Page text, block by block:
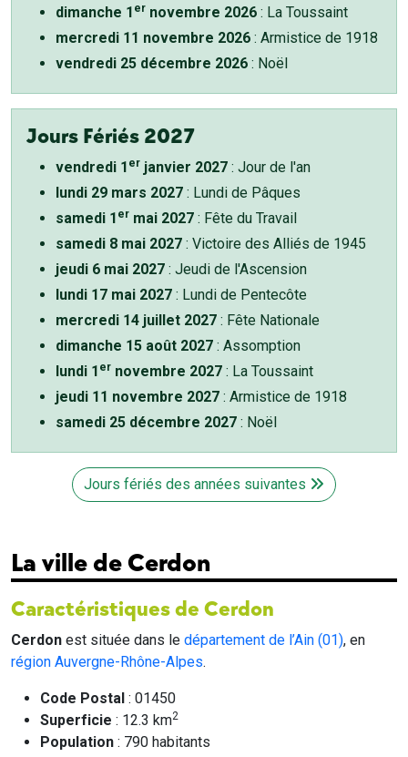
dimanche 1 er novembre 2026 : La Toussaint
mercredi 11 novembre 2026 : Armistice de 1918
vendredi 25 décembre 2026 : Noël
Jours Fériés 2027
vendredi 1 er janvier 2027 : Jour de l'an
lundi 29 mars 2027 : Lundi de Pâques
samedi 1 er mai 2027 : Fête du Travail
samedi 8 mai 2027 : Victoire des Alliés de 1945
jeudi 6 mai 2027 : Jeudi de l'Ascension
lundi 17 mai 2027 : Lundi de Pentecôte
mercredi 14 juillet 2027 : Fête Nationale
dimanche 15 août 2027 : Assomption
lundi 1 er novembre 2027 : La Toussaint
jeudi 11 novembre 2027 : Armistice de 1918
samedi 25 décembre 2027 : Noël
Jours fériés des années suivantes
La ville de Cerdon
Caractéristiques de Cerdon
Cerdon est située dans le département de l’Ain (01), en
région Auvergne-Rhône-Alpes.
Code Postal : 01450
Superficie : 12.3 km2
Population : 790 habitants